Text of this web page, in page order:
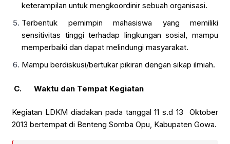
keterampilan untuk mengkoordinir sebuah organisasi.
Terbentuk pemimpin mahasiswa yang memiliki
sensitivitas tinggi terhadap lingkungan sosial, mampu
memperbaiki dan dapat melindungi masyarakat.
Mampu berdiskusi/bertukar pikiran dengan sikap ilmiah.
C. Waktu dan Tempat Kegiatan
Kegiatan LDKM diadakan pada tanggal 11 s.d 13 Oktober
2013 bertempat di Benteng Somba Opu, Kabupaten Gowa.